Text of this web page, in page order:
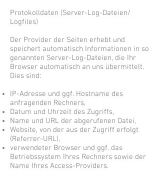
Protokolldaten (Server-Log-Dateien/
Logfiles)
Der Provider der Seiten erhebt und
speichert automatisch Informationen in so
genannten Server-Log-Dateien, die Ihr
Browser automatisch an uns übermittelt.
Dies sind:
IP-Adresse und ggf. Hostname des
anfragenden Rechners,
Datum und Uhrzeit des Zugriffs,
Name und URL der abgerufenen Datei,
Website, von der aus der Zugriff erfolgt
(Referrer-URL),
verwendeter Browser und ggf. das
Betriebssystem Ihres Rechners sowie der
Name Ihres Access-Providers.